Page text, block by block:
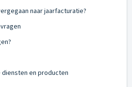
naar jaarfacturatie?
diensten en producten